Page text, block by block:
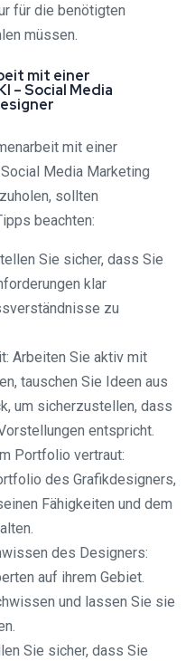
für die benötigten
müssen.
mit einer
– Social Media
mit einer
Media Marketing
sollten
beachten:
Sie sicher, dass Sie
klar
zu
Arbeiten Sie aktiv mit
tauschen Sie Ideen aus
um sicherzustellen, dass
entspricht.
Portfolio vertraut:
des Grafikdesigners,
Fähigkeiten und dem
des Designers:
auf ihrem Gebiet.
und lassen Sie sie
Sie sicher, dass Sie